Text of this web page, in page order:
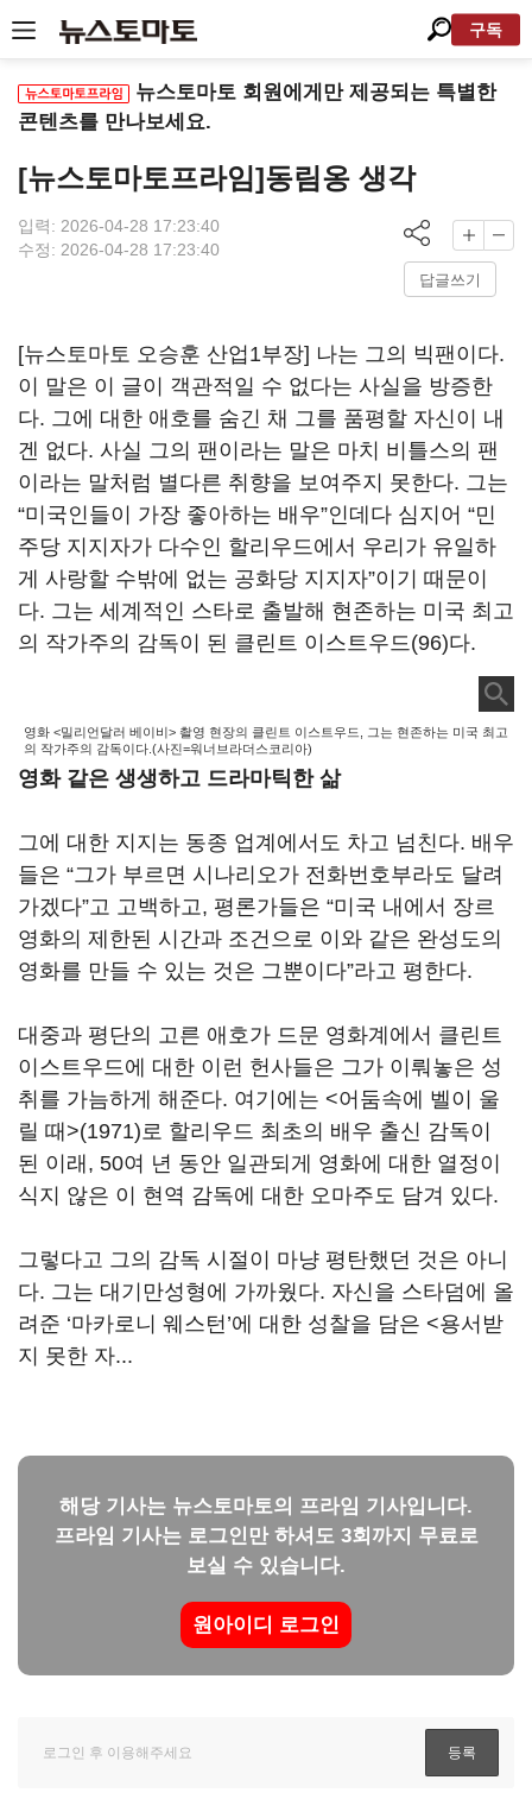
구독
뉴스토마토 회원에게만 제공되는 특별한
콘텐츠를 만나보세요.
[뉴스토마토프라임]동림옹 생각
입력: 2026-04-28 17:23:40
수정: 2026-04-28 17:23:40
답글쓰기
[뉴스토마토 오승훈 산업1부장] 나는 그의 빅팬이다.
이 말은 이 글이 객관적일 수 없다는 사실을 방증한
다. 그에 대한 애호를 숨긴 채 그를 품평할 자신이 내
겐 없다. 사실 그의 팬이라는 말은 마치 비틀스의 팬
이라는 말처럼 별다른 취향을 보여주지 못한다. 그는
“미국인들이 가장 좋아하는 배우”인데다 심지어 “민
주당 지지자가 다수인 할리우드에서 우리가 유일하
게 사랑할 수밖에 없는 공화당 지지자”이기 때문이
다. 그는 세계적인 스타로 출발해 현존하는 미국 최고
의 작가주의 감독이 된 클린트 이스트우드(96)다.
영화 <밀리언달러 베이비> 촬영 현장의 클린트 이스트우드, 그는 현존하는 미국 최고
의 작가주의 감독이다.(사진=워너브라더스코리아)
영화 같은 생생하고 드라마틱한 삶
그에 대한 지지는 동종 업계에서도 차고 넘친다. 배우
들은 “그가 부르면 시나리오가 전화번호부라도 달려
가겠다”고 고백하고, 평론가들은 “미국 내에서 장르
영화의 제한된 시간과 조건으로 이와 같은 완성도의
영화를 만들 수 있는 것은 그뿐이다”라고 평한다.
대중과 평단의 고른 애호가 드문 영화계에서 클린트
이스트우드에 대한 이런 헌사들은 그가 이뤄놓은 성
취를 가늠하게 해준다. 여기에는 <어둠속에 벨이 울
릴 때>(1971)로 할리우드 최초의 배우 출신 감독이
된 이래, 50여 년 동안 일관되게 영화에 대한 열정이
식지 않은 이 현역 감독에 대한 오마주도 담겨 있다.
그렇다고 그의 감독 시절이 마냥 평탄했던 것은 아니
다. 그는 대기만성형에 가까웠다. 자신을 스타덤에 올
려준 ‘마카로니 웨스턴’에 대한 성찰을 담은 <용서받
지 못한 자...
해당 기사는 뉴스토마토의 프라임 기사입니다.
프라임 기사는 로그인만 하셔도 3회까지 무료로
보실 수 있습니다.
원아이디 로그인